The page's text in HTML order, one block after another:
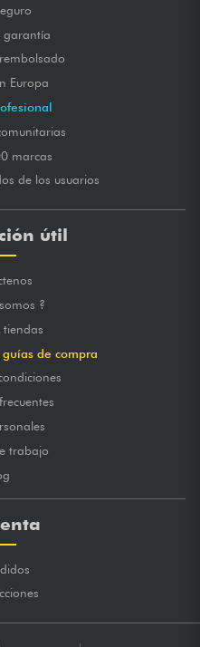
garantía
Europa
marcas
de los usuarios
útil
?
tiendas
de compra
trabajo